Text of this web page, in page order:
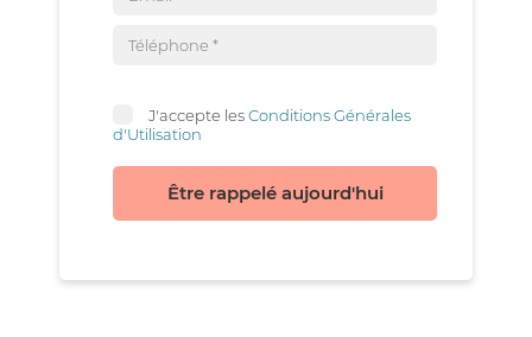
J'accepte lesConditions Générales
d'Utilisation
Être rappelé aujourd'hui